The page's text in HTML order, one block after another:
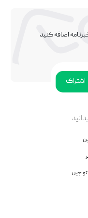
اضافه کنید
اشتراک
جین